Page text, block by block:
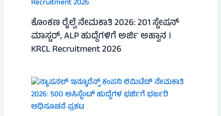
ಕೊಂಕಣ ರೈಲ್ವೆ ನೇಮಕಾತಿ 2026: 201 ಸ್ಟೇಷನ್
ಮಾಸ್ಟರ್, ALP ಹುದ್ದೆಗಳಿಗೆ ಅರ್ಜಿ ಅಹ್ವಾನ ।
KRCL Recruitment 2026